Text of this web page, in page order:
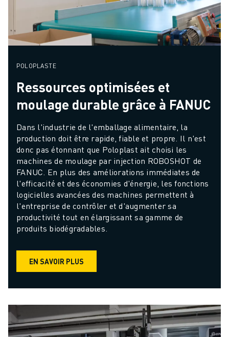
POLOPLASTE
Ressources optimisées et
moulage durable grâce à FANUC
Dans l'industrie de l'emballage alimentaire, la
production doit être rapide, fiable et propre. Il n'est
donc pas étonnant que Poloplast ait choisi les
machines de moulage par injection ROBOSHOT de
FANUC. En plus des améliorations immédiates de
l'efficacité et des économies d'énergie, les fonctions
logicielles avancées des machines permettent à
l'entreprise de contrôler et d'augmenter sa
productivité tout en élargissant sa gamme de
produits biodégradables.
EN SAVOIR PLUS